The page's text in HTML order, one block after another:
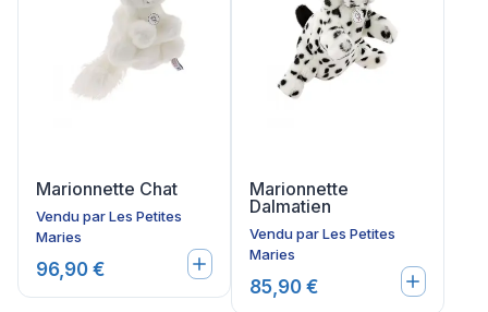
Marionnette Chat
Vendu parLes Petites
Maries
96,90 €
Marionnette
Dalmatien
Vendu parLes Petites
Maries
85,90 €